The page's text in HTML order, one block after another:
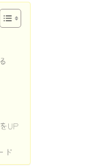
UP
ド